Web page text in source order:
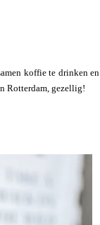
koffie te drinken en
Rotterdam, gezellig!